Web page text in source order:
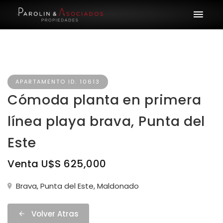
APARTAMENTO ID. 10613
Cómoda planta en primera
línea playa brava, Punta del
Este
Venta U$S 625,000
Brava, Punta del Este, Maldonado
Volver Atras